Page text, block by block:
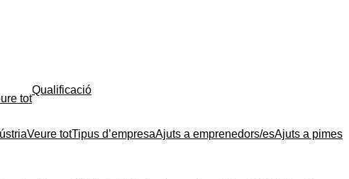
tot
Qualificació
Veure totTipus d’empresaAjuts a emprenedors/esAjuts a pimes